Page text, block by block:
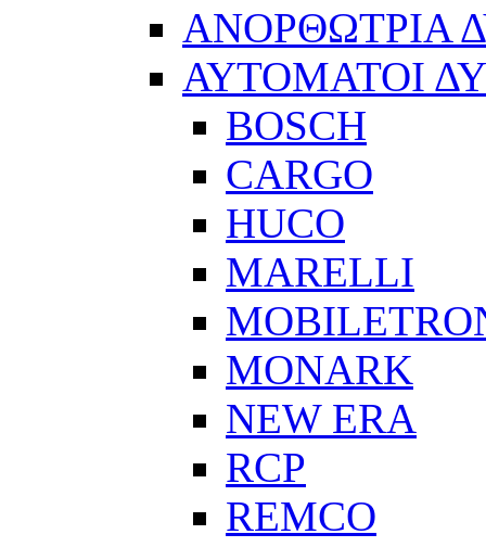
ΑΝΟΡΘΩΤΡΙΑ
ΑΥΤΟΜΑΤΟΙ
BOSCH
CARGO
HUCO
MARELLI
MONARK
NEW ERA
RCP
REMCO